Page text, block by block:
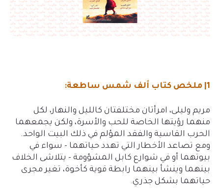
1| ملخص كتاب ألف شمس ساطعة:
مريم وليلى، امرأتان مختلفتان كالليل والنهار، لكل
منهما رؤيتها الخاصة للحب والأسرة، ولكن يجمعهما
الحرب القاسية والفقد المؤلم في ذلك البيت الواحد.
ومع تصاعد الأخطار التي تهدد حياتهما - سواء في
بيوتهما أو في شوارع كابل المشؤومة - يتلاشى الخلاف
بينهما وينشأ بينهما رابطة قوية كأخوة، تغير مجرى
حياتهما بشكل جذري.